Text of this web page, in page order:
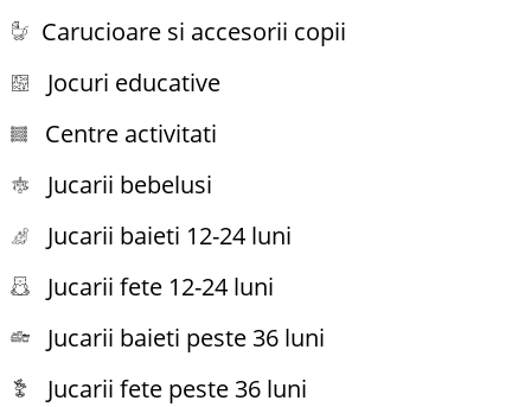
Carucioare si accesorii copii
Jocuri educative
Centre activitati
Jucarii bebelusi
Jucarii baieti 12-24 luni
Jucarii fete 12-24 luni
Jucarii baieti peste 36 luni
Jucarii fete peste 36 luni